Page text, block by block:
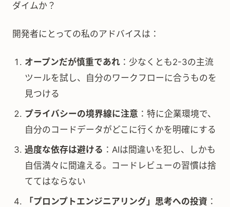
ダイムか？
開発者にとっての私のアドバイスは：
オープンだが慎重であれ ：少なくとも2-3の主流
ツールを試し、自分のワークフローに合うものを
見つける
プライバシーの境界線に注意 ：特に企業環境で、
自分のコードデータがどこに行くかを明確にする
過度な依存は避ける ：AIは間違いを犯し、しかも
自信満々に間違える。コードレビューの習慣は捨
ててはならない
「プロンプトエンジニアリング」思考への投資 ：